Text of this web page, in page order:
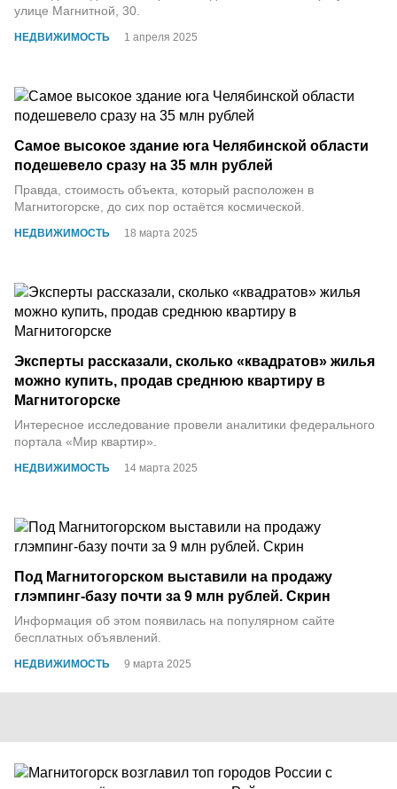
НЕДВИЖИМОСТЬ 1 апреля 2025
улице Магнитной, 30.
НЕДВИЖИМОСТЬ 18 марта 2025
Самое высокое здание юга Челябинской области
подешевело сразу на 35 млн рублей
Правда, стоимость объекта, который расположен в
Магнитогорске, до сих пор остаётся космической.
НЕДВИЖИМОСТЬ 14 марта 2025
Эксперты рассказали, сколько «квадратов» жилья
можно купить, продав среднюю квартиру в
Магнитогорске
Интересное исследование провели аналитики федерального
портала «Мир квартир».
НЕДВИЖИМОСТЬ 9 марта 2025
Под Магнитогорском выставили на продажу
глэмпинг-базу почти за 9 млн рублей. Скрин
Информация об этом появилась на популярном сайте
бесплатных объявлений.